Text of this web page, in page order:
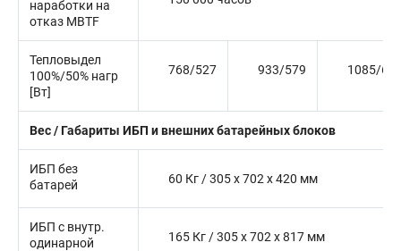
наработки на
отказ MBTF
Тепловыдел
100%/50% нагр
[Вт]
768/527 933/579 1085/
Вес / Габариты ИБП и внешних батарейных блоков
ИБП без
батарей
60 Кг / 305 x 702 x 420 мм
ИБП с внутр.
одинарной
165 Кг / 305 x 702 x 817 мм